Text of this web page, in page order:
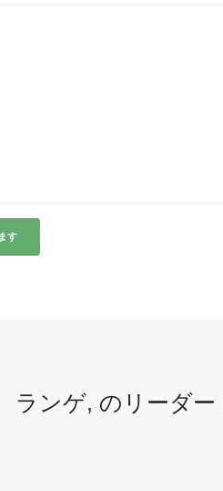
ランゲ, のリーダー